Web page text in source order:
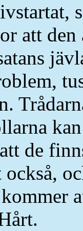
att den
de